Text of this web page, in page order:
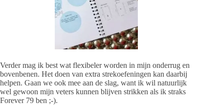
Verder mag ik best wat flexibeler worden in mijn onderrug en
bovenbenen. Het doen van extra strekoefeningen kan daarbij
helpen. Gaan we ook mee aan de slag, want ik wil natuurlijk
wel gewoon mijn veters kunnen blijven strikken als ik straks
Forever 79 ben ;-).